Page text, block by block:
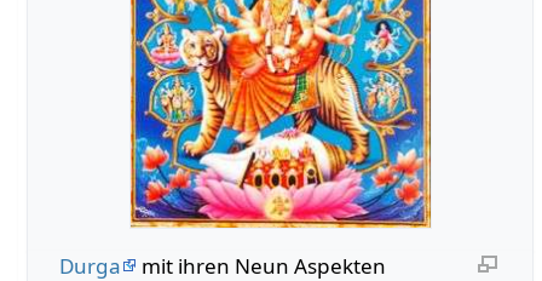
Durga mit ihren Neun Aspekten